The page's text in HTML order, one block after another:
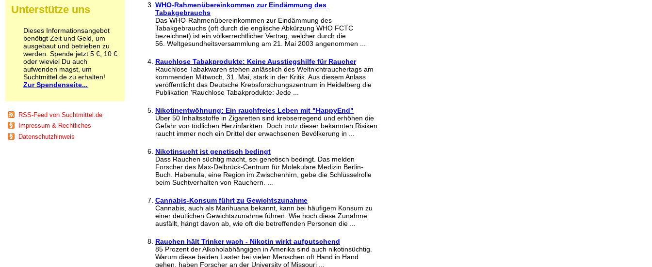
WHO-Rahmenübereinkommen zur Eindämmung des
Tabakgebrauchs
Das WHO-Rahmenübereinkommen zur Eindämmung des
Tabakgebrauchs (oft durch die englische Abkürzung WHO FCTC
bezeichnet) ist ein völkerrechtlicher Vertrag, welcher durch die
56. Weltgesundheitsversammlung am 21. Mai 2003 angenommen ...
Rauchlose Tabakprodukte: Keine Ausstiegshilfe für Raucher
Rauchlose Tabakwaren stehen anlässlich des Weltnichtrauchertags am
kommenden Mittwoch, 31. Mai, stark in der Kritik. Aus diesem Anlass
veröffentlicht das Deutsche Krebsforschungszentrum in Heidelberg die
Publikation 'Rauchlose Tabakprodukte: Jede ...
Nikotinentwöhnung: Ein rauchfreies Leben mit "HappyEnd"
Über 50 Inhaltsstoffe in Zigaretten sind krebserregend und erhöhen die
Gefahr von tödlichen Herzinfarkten. Doch trotz dieser bekannten Risiken
raucht immer noch ein Drittel der erwachsenen Bevölkerung in ...
Nikotinsucht ist genetisch bedingt
Dass Rauchen süchtig macht, sei genetisch bedingt. Das melden
Forscher des Max-Delbrück-Centrum für Molekulare Medizin Berlin-
Buch. Habenula, eine Region im Zwischenhirn, gebe die Schlüsselrolle
beim Suchtverhalten von Rauchern. ...
Cannabis-Konsum führt zu Gewichtszunahme
Cannabis, auch als Marihuana bekannt, kann bei häufigem Konsum zu
einer deutlichen Gewichtszunahme führen. Wie hoch diese Zunahme
ausfällt, hängt davon ab, wie oft die betreffenden Personen die ...
Rauchen hält Trinker wach - Nikotin wirkt aufputschend
85 Prozent der Alkoholabhängigen in Amerika sind auch nikotinsüchtig.
Warum diese beiden Laster bei vielen Menschen oft Hand in Hand
gehen, haben Forscher an der University of Missouri ...
Pilze
Psychopharmaka
Schlafmittel
Schmerzmittel
Schnüffelstoffe
Spice
Sucht / Süchte
Alkoholsucht
Co-Abhängigkeit
Computersucht
Ess-Brechsucht
Essstörungen
Fernsehsucht
Unterstütze uns
Dieses Informationsangebot
benötigt Zeit und Geld, um
ausgebaut und betrieben zu
werden. Spende jetzt 5 €, 10 €
oder wieviel Du auch
aufwenden magst, um
Suchtmittel.de zu erhalten!
Zur Spendenseite...
RSS-Feed von Suchtmittel.de
Impressum & Rechtliches
Datenschutzhinweis